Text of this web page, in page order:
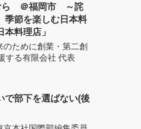
ら ＠福岡市 ～詫
季節を楽しむ日本料
料理店」
のために創業・第二創
する有限会社 代表
で部下を選ばない(後